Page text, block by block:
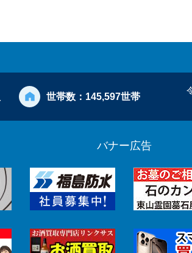
世帯数： 145,597世帯
バナー広告